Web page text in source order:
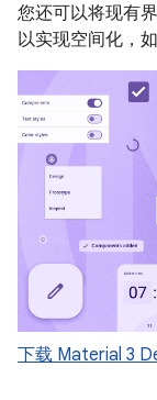
您还可以将现有
以实现空间化，
下载 Material 3